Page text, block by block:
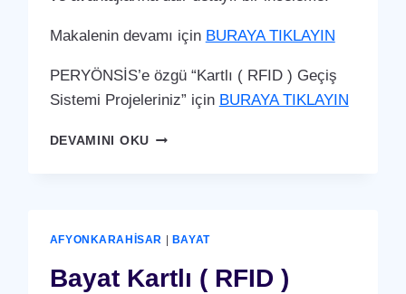
Makalenin devamı için BURAYA TIKLAYIN
PERYÖNSİS’e özgü “Kartlı ( RFID ) Geçiş
Sistemi Projeleriniz” için BURAYA TIKLAYIN
DEVAMINI OKUBAYAT
SISTEMI
AFYONKARAHISAR BAYAT
Bayat Kartlı ( RFID )